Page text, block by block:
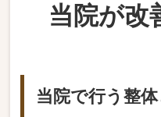
当院が改
当院で行う整体